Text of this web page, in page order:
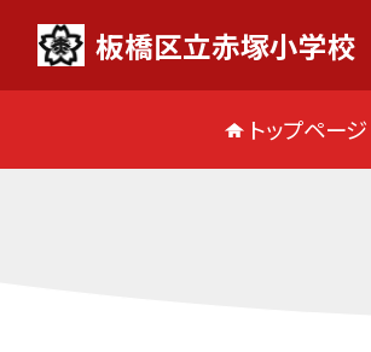
板橋区立赤塚小学校
トップページ